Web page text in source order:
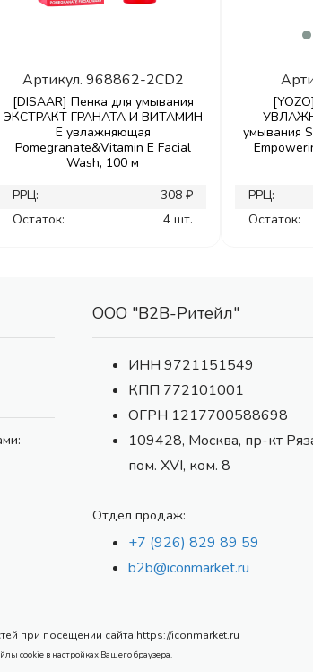
Артикул. 968862-2CD2
[DISAAR] Пенка для умывания
ЭКСТРАКТ ГРАНАТА И ВИТАМИН
Е увлажняющая
Pomegranate&Vitamin E Facial
Wash, 100 м
РРЦ:
308 ₽
Остаток:
4 шт.
умывания
РРЦ:
Остаток:
ООО "В2В-Ритейл"
ИНН 9721151549
КПП 772101001
ОГРН 1217700588698
109428, Москва, пр-кт
пом. XVI, ком. 8
Отдел продаж:
+7 (926) 829 89 59
b2b@iconmarket.ru
при посещении сайта https://iconmarket.ru
cookie в настройках Вашего браузера.